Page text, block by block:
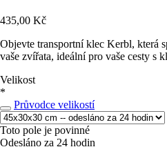
435,00 Kč
Objevte transportní klec Kerbl, která
vaše zvířata, ideální pro vaše cesty s
Velikost
*
Průvodce velikostí
Toto pole je povinné
Odesláno za 24 hodin